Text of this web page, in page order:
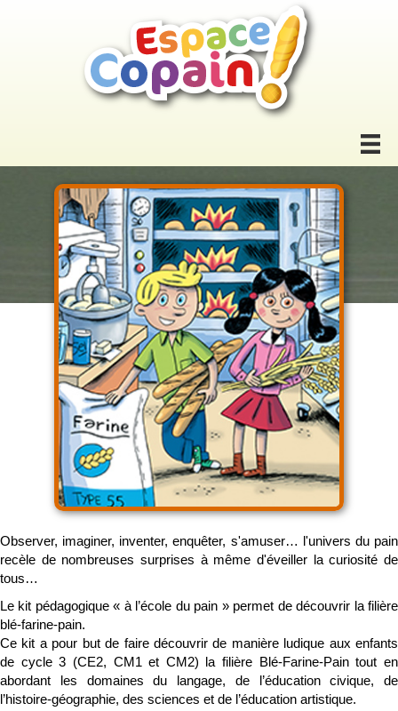
Observer, imaginer, inventer, enquêter, s'amuser… l'univers du pain
recèle de nombreuses surprises à même d'éveiller la curiosité de
tous…
Le kit pédagogique « à l’école du pain » permet de découvrir la filière
blé-farine-pain.
Ce kit a pour but de faire découvrir de manière ludique aux enfants
de cycle 3 (CE2, CM1 et CM2) la filière Blé-Farine-Pain tout en
abordant les domaines du langage, de l’éducation civique, de
l’histoire-géographie, des sciences et de l’éducation artistique.